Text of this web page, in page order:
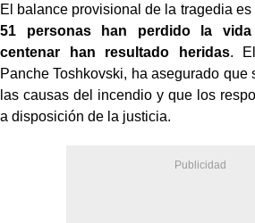
El balance provisional de la tragedia es
51 personas han perdido la
centenar han resultado heridas.
Panche Toshkovski, ha asegurado que
las causas del incendio y que los
a disposición de la justicia.